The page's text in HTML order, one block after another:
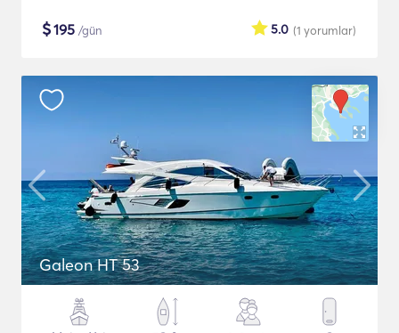
$195 /gün (1 yorumlar)
5.0
Galeon HT 53